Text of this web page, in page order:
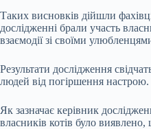
Таких висновків дійшли
дослідженні брали участь
взаємодії зі своїми
Результати дослідження
людей від погіршення настрою.
Як зазначає керівник
власників котів було